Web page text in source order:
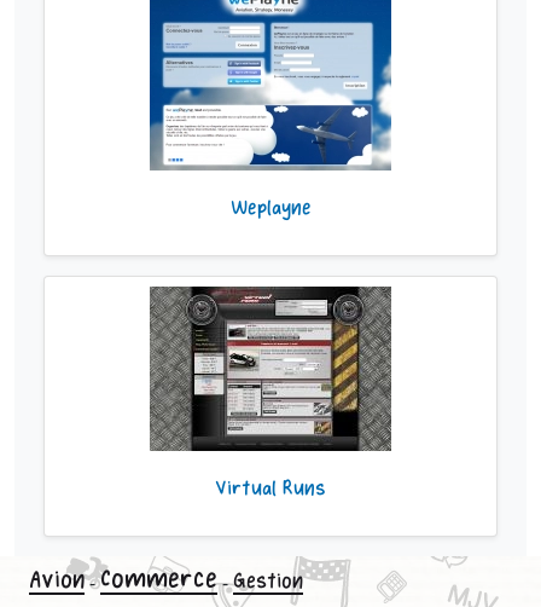
Weplayne
Virtual Runs
Avion-Commerce-Gestion